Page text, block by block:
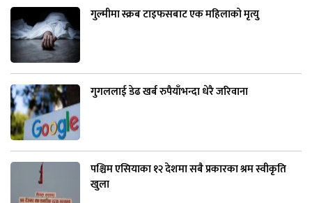
गुल्मीमा स्क्रब टाइफसबाट एक महिलाको मृत्यु
गुगललाई डेढ खर्ब रुपैयाँभन्दा धेरै जरिवाना
पश्चिम एसियाका १२ देशमा सबै प्रकारका श्रम स्वीकृति
खुला